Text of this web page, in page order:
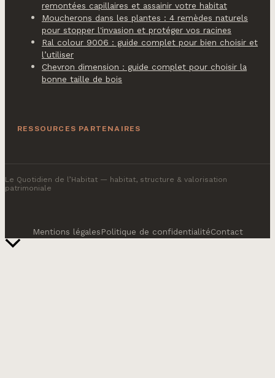
remontées capillaires et assainir votre habitat
Moucherons dans les plantes : 4 remèdes naturels
pour stopper l'invasion et protéger vos racines
Ral colour 9006 : guide complet pour bien choisir et
l’utiliser
Chevron dimension : guide complet pour choisir la
bonne taille de bois
RESSOURCES PARTENAIRES
Le Quotidien de l’Habitat — habitat, structure & valorisation
patrimoniale
Mentions légalesPolitique de confidentialitéContact